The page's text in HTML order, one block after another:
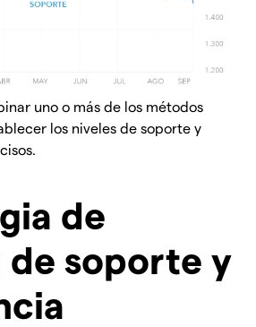
uno o más de los métodos
los niveles de soporte y
de
soporte y